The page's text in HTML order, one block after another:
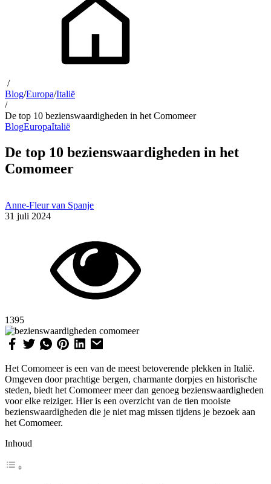
/
Blog/Europa/Italië
/
De top 10 bezienswaardigheden in het Comomeer
BlogEuropaItalië
De top 10 bezienswaardigheden in het
Comomeer
Anne-Fleur van Spanje
31 juli 2024
1395
Het Comomeer is een van de meest betoverende plekken in Italië.
Omgeven door prachtige bergen, charmante dorpjes en historische
steden, biedt het Comomeer meer dan genoeg bezienswaardigheden
voor elke reiziger. Hier is een overzicht van de tien mooiste
bezienswaardigheden die je niet mag missen tijdens je bezoek aan
het Comomeer.
Inhoud